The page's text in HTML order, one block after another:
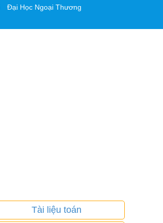
Đại Học Ngoại Thương
Tài liệu toán